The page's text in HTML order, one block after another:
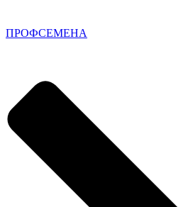
ПРОФСЕМЕНА